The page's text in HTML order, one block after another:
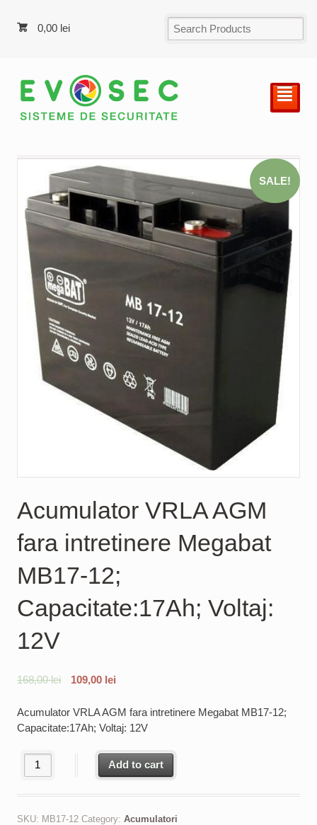
0,00 lei
²
SALE!
Acumulator VRLA AGM
fara intretinere Megabat
MB17-12;
Capacitate:17Ah; Voltaj:
12V
168,00lei 109,00 lei
Acumulator VRLA AGM fara intretinere Megabat MB17-12;
Capacitate:17Ah; Voltaj: 12V
Acumulator VRLA AGM fara intretinere Megabat MB17-12;
Add to cart
SKU: MB17-12 Category:Acumulatori